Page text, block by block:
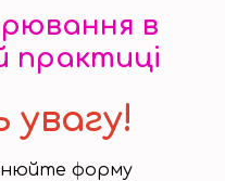
в
практиці
увагу!
форму